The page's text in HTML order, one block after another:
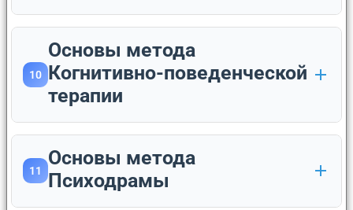
10
Основы метода
Когнитивно-поведенческой
терапии
11
Основы метода
Психодрамы